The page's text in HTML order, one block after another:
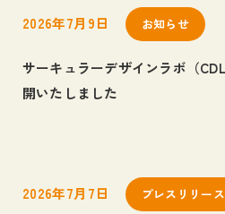
2026年7月9日 お知らせ
サーキュラーデザインラボ（
開いたしました
2026年7月7日 プレスリリース